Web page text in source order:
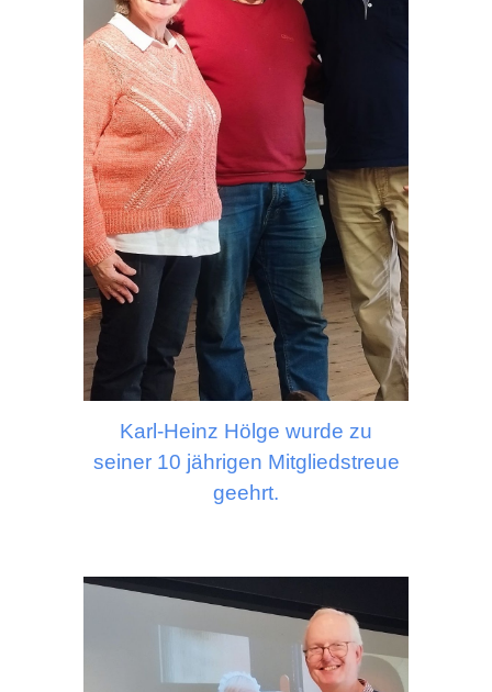
Karl-Heinz Hölge wurde zu
seiner 10 jährigen Mitgliedstreue
geehrt.